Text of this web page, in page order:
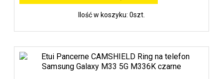
Ilość w koszyku: 0szt.